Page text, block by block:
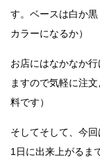
す。ベースは白か
カラーになるか）
お店にはなかなか
ますので気軽に注
料です）
そしてそして、今
1日に出来上がるま